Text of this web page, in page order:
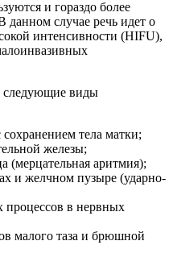
и гораздо более
случае речь идет о
интенсивности (НIFU),
виды
тела матки;
железы;
(мерцательная аритмия);
и желчном пузыре (ударно-
процессов в нервных
малого таза и брюшной